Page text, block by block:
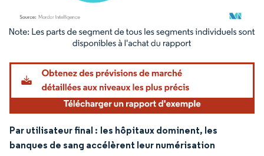
Image © Mordor Intelligence. La réutilisation nécessite une attribution sous CC BY
Par utilisateur final : les hôpitaux dominent, les
banques de sang accélèrent leur numérisation